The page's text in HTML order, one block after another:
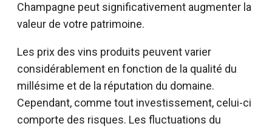
Champagne peut significativement augmenter la
valeur de votre patrimoine.
Les prix des vins produits peuvent varier
considérablement en fonction de la qualité du
millésime et de la réputation du domaine.
Cependant, comme tout investissement, celui-ci
comporte des risques. Les fluctuations du